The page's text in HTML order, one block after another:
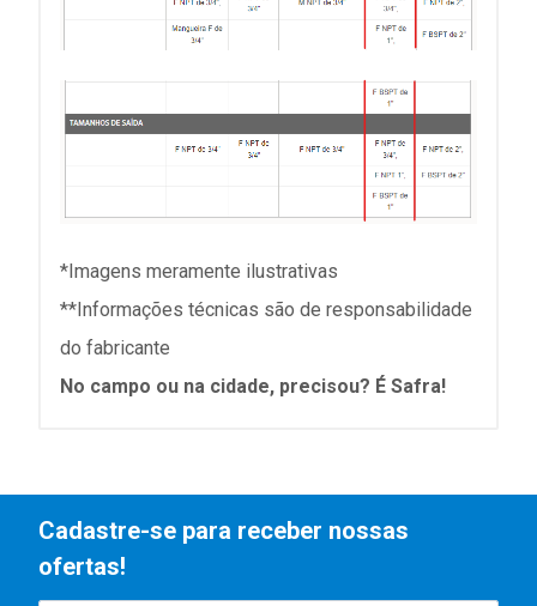
*Imagens meramente ilustrativas
**Informações técnicas são de responsabilidade
do fabricante
No campo ou na cidade, precisou? É Safra!
Cadastre-se para receber nossas
ofertas!